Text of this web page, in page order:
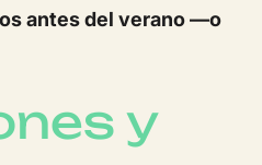
antes del verano —o
y